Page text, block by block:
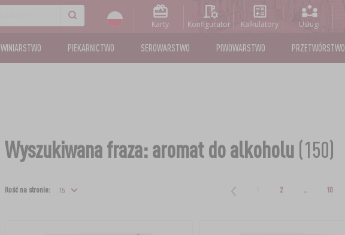
Karty Konfigurator Kalkulatory Usługi
WINIARSTWO PIEKARNICTWO SEROWARSTWO PIWOWARSTWO PRZETWÓRSTWO
Wyszukiwana fraza: aromat do alkoholu(150)
Ilość na stronie: 2 .. 10